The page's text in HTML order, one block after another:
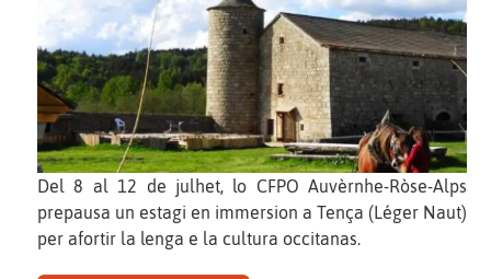
Del 8 al 12 de julhet, lo CFPO Auvèrnhe-Ròse-Alps
prepausa un estagi en immersion a Tença (Léger Naut)
per afortir la lenga e la cultura occitanas.